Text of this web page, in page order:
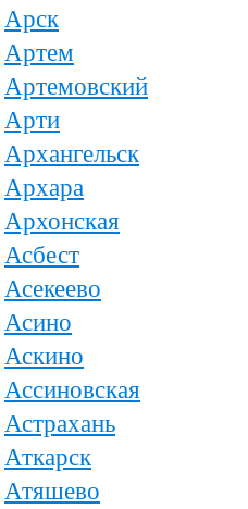
Арск
Артем
Артемовский
Арти
Архангельск
Архара
Архонская
Асбест
Асекеево
Асино
Аскино
Ассиновская
Астрахань
Аткарск
Атяшево